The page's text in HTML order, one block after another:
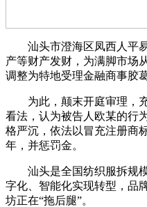
汕头市澄海区凤西人平易
产等财产发财，为满脚市场
调整为特地受理金融商事胶葛
为此，颠末开庭审理，充
看法，认为被告人欧某的行
格严沉，依法以冒充注册商
年，并惩罚金。
汕头是全国纺织服拆规模
字化、智能化实现转型，品
坊正在“拖后腿”。